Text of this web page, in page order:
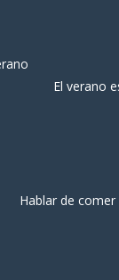
El verano
Hablar de